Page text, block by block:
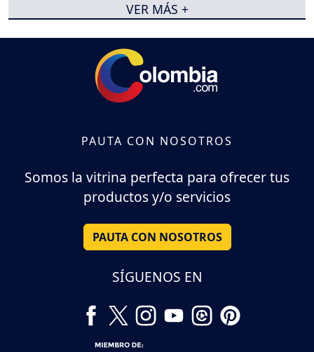
VER MÁS +
PAUTA CON NOSOTROS
Somos la vitrina perfecta para ofrecer tus
productos y/o servicios
PAUTA CON NOSOTROS
SÍGUENOS EN